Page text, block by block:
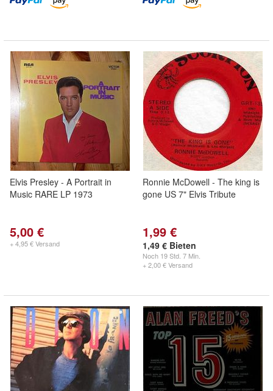
Elvis Presley - A Portrait in
Music RARE LP 1973
5,00 €
+ 4,95 € Versand
Ronnie McDowell - The king is
gone US 7" Elvis Tribute
1,99 €
1,49 € Bieten
Noch 19 Std. 7 Min.
+ 2,00 € Versand